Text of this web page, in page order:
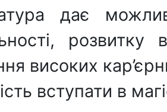
дає
високих
вступати в